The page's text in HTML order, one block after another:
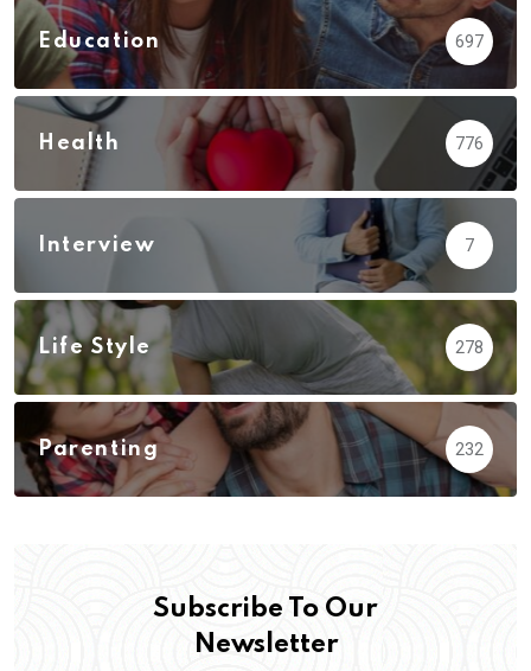
Education 697
Health 776
Interview 7
Life Style 278
Parenting 232
Subscribe To Our
Newsletter